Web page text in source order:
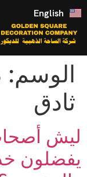
English
الوسم:
ثادق
ليش
يفضلون